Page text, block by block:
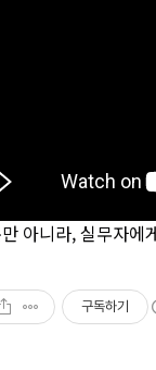
아니라, 실무자에
구독하기